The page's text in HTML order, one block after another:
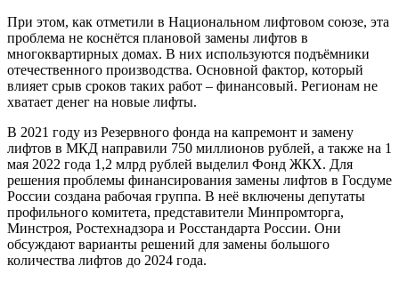
При этом, как отметили в Национальном лифтовом союзе, эта
проблема не коснётся плановой замены лифтов в
многоквартирных домах. В них используются подъёмники
отечественного производства. Основной фактор, который
влияет срыв сроков таких работ – финансовый. Регионам не
хватает денег на новые лифты.
В 2021 году из Резервного фонда на капремонт и замену
лифтов в МКД направили 750 миллионов рублей, а также на 1
мая 2022 года 1,2 млрд рублей выделил Фонд ЖКХ. Для
решения проблемы финансирования замены лифтов в Госдуме
России создана рабочая группа. В неё включены депутаты
профильного комитета, представители Минпромторга,
Минстроя, Ростехнадзора и Росстандарта России. Они
обсуждают варианты решений для замены большого
количества лифтов до 2024 года.